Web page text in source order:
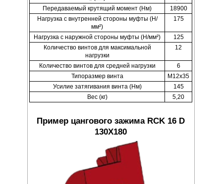
Передаваемый крутящий момент (Нм)
18900
Нагрузка с внутренней стороны муфты (Н/
мм²)
175
Нагрузка с наружной стороны муфты (Н/мм²)
125
Количество винтов для максимальной
нагрузки
12
Количество винтов для средней нагрузки
6
Типоразмер винта
M12x35
Усилие затягивания винта (Нм)
145
Вес (кг)
5,20
Пример цангового зажима RCK 16 D
130X180